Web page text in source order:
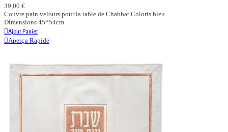
39,00 €
Couvre pain velours pour la table de Chabbat Coloris bleu
Dimensions 45*54cm
Ajout Panier
Aperçu Rapide